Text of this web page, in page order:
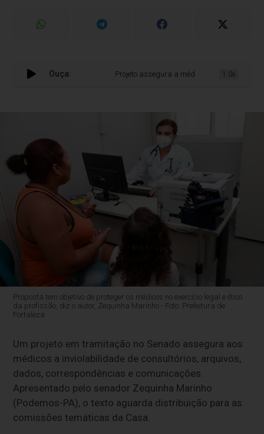
Ouça: Projeto assegura a médicos inviolabilidade de
1.0x
Proposta tem objetivo de proteger os médicos no exercício legal e ético
da profissão, diz o autor, Zequinha Marinho - Foto: Prefeitura de
Fortaleza
Um projeto em tramitação no Senado assegura aos
médicos a inviolabilidade de consultórios, arquivos,
dados, correspondências e comunicações.
Apresentado pelo senador Zequinha Marinho
(Podemos-PA), o texto aguarda distribuição para as
comissões temáticas da Casa.